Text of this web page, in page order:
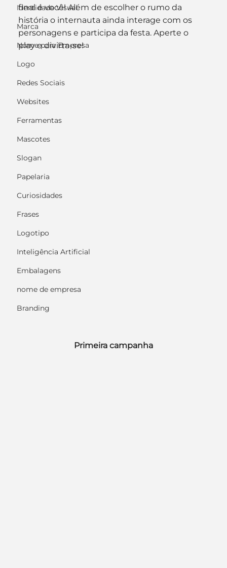
Identidade Visual
Marca
Nome para Empresa
Logo
Redes Sociais
Websites
Ferramentas
Mascotes
Slogan
Papelaria
Curiosidades
Frases
Logotipo
Inteligência Artificial
Embalagens
nome de empresa
Branding
final é você! Além de escolher o rumo da
história o internauta ainda interage com os
personagens e participa da festa. Aperte o
play e divirta-se!
Primeira campanha